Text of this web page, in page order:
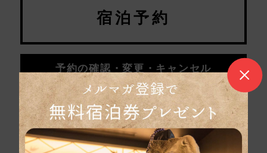
宿泊予約
予約の確認・変更・キャンセル
航空券・新幹線とホテルを同時予約「ダイナミックパ
ッケージ」はこちら